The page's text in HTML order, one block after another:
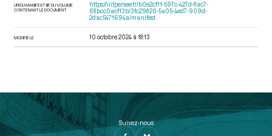
URI DU MANIFEST IIIF DU VOLUME
CONTENANT LE DOCUMENT
https://iiif.persee.fr/b0e2cf11-597c-427d-8ac7-
68bcc0acf13b/3fc29820-5a05-4ed7-909d-
2dac5471694a/manifest
MODIFIÉ LE 10 octobre 2024 à 18:13
Suivez-nous